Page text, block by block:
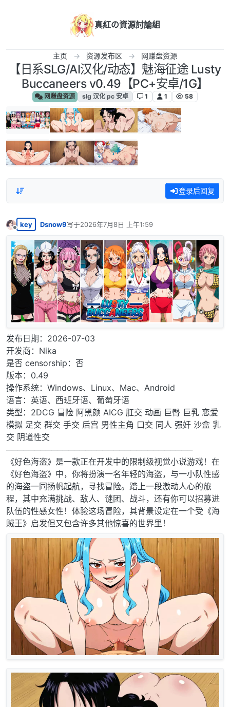
真紅の資源討論組
主页 资源发布区 网赚盘资源
【日系SLG/AI汉化/动态】魅海征途 Lusty
Buccaneers v0.49【PC+安卓/1G】
网赚盘资源 slg 汉化 pc 安卓 1 1 58
登录后回复
离线
key Dsnow9写于2026年7月8日 上午1:59
最后由 编辑
发布日期：2026-07-03
开发商：Nika
是否 censorship：否
版本：0.49
操作系统：Windows、Linux、Mac、Android
语言：英语、西班牙语、葡萄牙语
类型：2DCG 冒险 阿黑颜 AICG 肛交 动画 巨臀 巨乳 恋爱
模拟 足交 群交 手交 后宫 男性主角 口交 同人 强奸 沙盒 乳
交 阴道性交
─────────────────────────────────
《好色海盗》是一款正在开发中的限制级视觉小说游戏！在
《好色海盗》中，你将扮演一名年轻的海盗，与一小队性感
的海盗一同扬帆起航，寻找冒险。踏上一段激动人心的旅
程，其中充满挑战、敌人、谜团、战斗，还有你可以招募进
队伍的性感女性！体验这场冒险，其背景设定在一个受《海
贼王》启发但又包含许多其他惊喜的世界里！